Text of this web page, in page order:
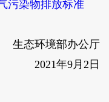
污染物排放标准
态环境部办公厅
2021年9月2日